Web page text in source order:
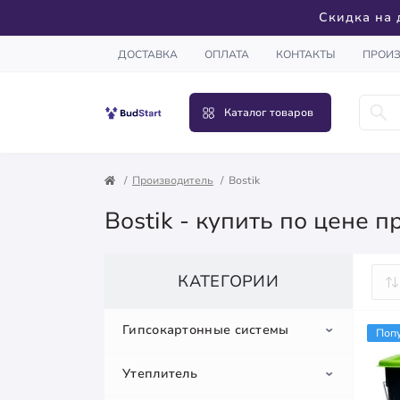
Скидка на
ДОСТАВКА ОПЛАТА КОНТАКТЫ
Каталог товаров
Производитель Bostik
Bostik - купить по цене
КАТЕГОРИИ
Гипсокартонные системы
Гипсокартон
Утеплитель